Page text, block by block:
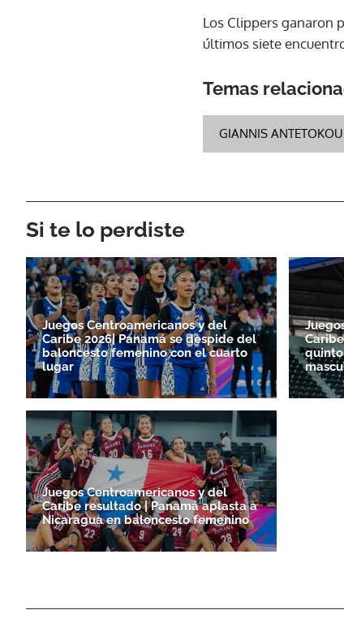
Los Clippers ganaron
últimos siete
Temas
GIANNIS
Si te lo perdiste
Juegos Centroamericanos y del
Caribe 2026| Panamá se despide del
baloncesto femenino con el cuarto
lugar
Juegos Centroamericanos y del
Caribe resultado | Panamá aplasta a
Nicaragua en baloncesto femenino